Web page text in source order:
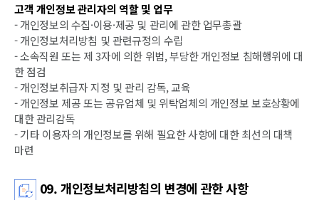
고객 개인정보 관리자의 역할 및 업무
- 개인정보의 수집·이용·제공 및 관리에 관한 업무총괄
- 개인정보처리방침 및 관련규정의 수립
- 소속직원 또는 제 3자에 의한 위법, 부당한 개인정보 침해행위에 대
한 점검
- 개인정보취급자 지정 및 관리 감독, 교육
- 개인정보 제공 또는 공유업체 및 위탁업체의 개인정보 보호상황에
대한 관리감독
- 기타 이용자의 개인정보를 위해 필요한 사항에 대한 최선의 대책
마련
09. 개인정보처리방침의 변경에 관한 사항